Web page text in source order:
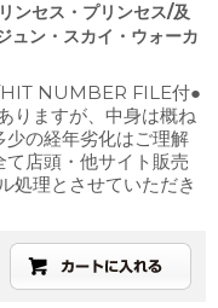
ンセス・プリンセス/及
ュン・スカイ・ウォーカ
NUMBER FILE付●
りますが、中身は概ね
の経年劣化はご理解
て店頭・他サイト販売
処理とさせていただき